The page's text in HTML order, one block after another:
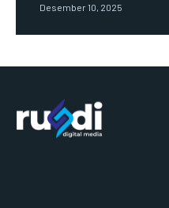
Desember 10, 2025